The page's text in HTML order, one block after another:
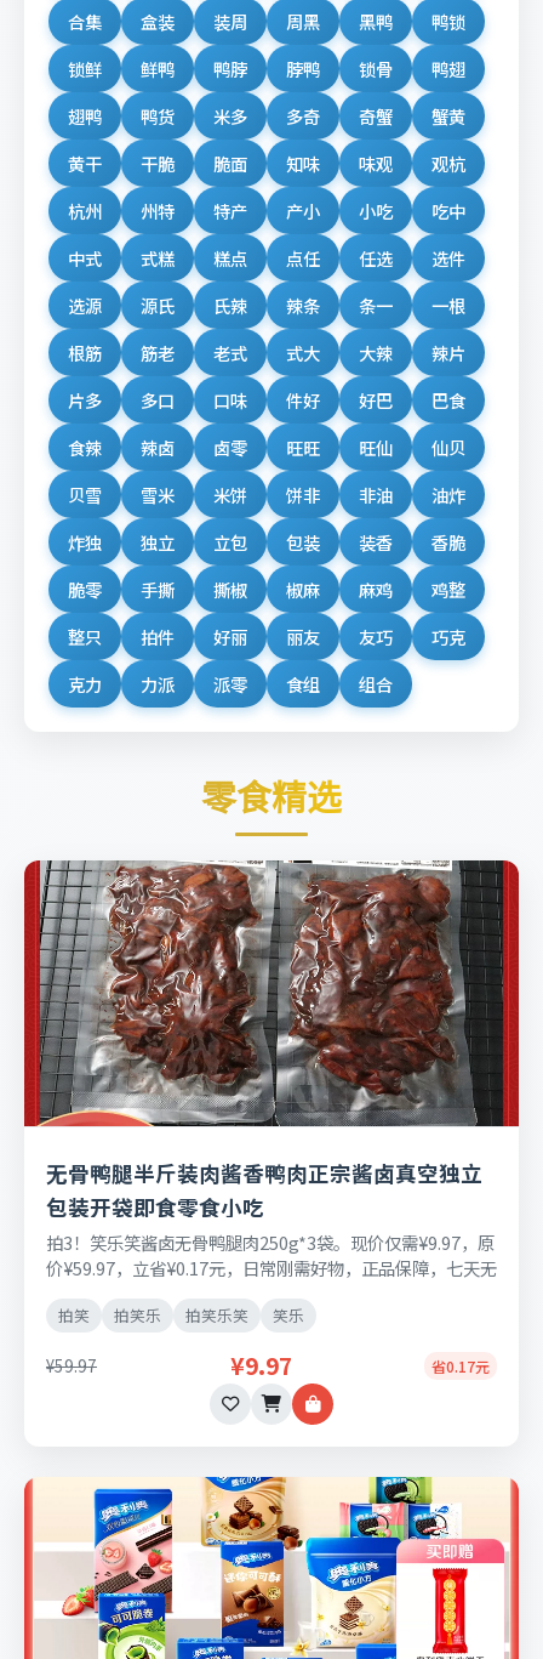
合集
盒装 装周 周黑 黑鸭
鸭锁
锁鲜
鲜鸭 鸭脖 脖鸭 锁骨
鸭翅
翅鸭
鸭货 米多 多奇 奇蟹
蟹黄
黄干
干脆 脆面 知味 味观
观杭
杭州
州特 特产 产小 小吃
吃中
中式
式糕 糕点 点任 任选
选件
选源
源氏 氏辣 辣条 条一
一根
根筋
筋老 老式 式大 大辣
辣片
片多
多口 口味 件好 好巴
巴食
食辣
辣卤 卤零 旺旺 旺仙
仙贝
贝雪
雪米 米饼 饼非 非油
油炸
炸独
独立 立包 包装 装香
香脆
脆零
手撕 撕椒 椒麻 麻鸡
鸡整
整只
拍件 好丽 丽友 友巧
巧克
克力
力派 派零 食组 组合
零食精选
无骨鸭腿半斤装肉酱香鸭肉正宗酱卤真空独立
包装开袋即食零食小吃
拍3！笑乐笑酱卤无骨鸭腿肉250g*3袋。现价仅需¥9.97，原
价¥59.97，立省¥0.17元，日常刚需好物，正品保障，七天无
拍笑 拍笑乐 拍笑乐笑 笑乐
¥59.97 ¥9.97 省0.17元